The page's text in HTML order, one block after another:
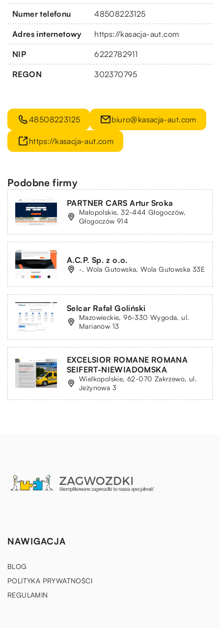
Numer telefonu 48508223125
Adres internetowy https://kasacja-aut.com
NIP 6222782911
REGON 302370795
48508223125 biuro@kasacja-aut.com
https://kasacja-aut.com
Podobne firmy
PARTNER CARS Artur Sroka
Małopolskie, 32-444 Głogoczów,
Głogoczów 914
A.C.P. Sp. z o.o.
-, Wola Gutowska, Wola Gutowska 33E
Selcar Rafał Goliński
Mazowieckie, 96-330 Wygoda, ul.
Marianów 13
EXCELSIOR ROMANE ROMANA
SEIFERT-NIEWIADOMSKA
Wielkopolskie, 62-070 Zakrzewo, ul.
Jeżynowa 3
NAWIGACJA
BLOG
POLITYKA PRYWATNOŚCI
REGULAMIN